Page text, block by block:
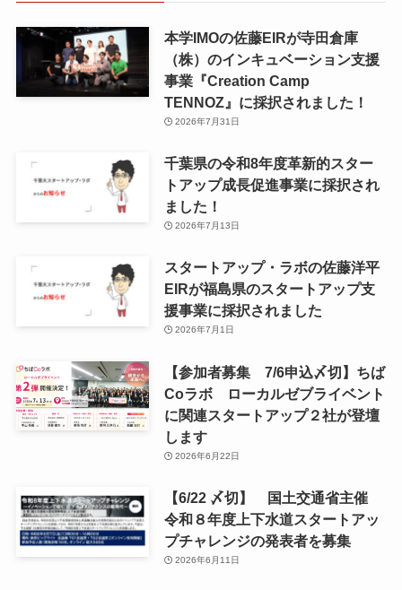
本学IMOの佐藤EIRが寺田倉庫
（株）のインキュベーション支援
事業『Creation Camp
TENNOZ』に採択されました！
2026年7月31日
千葉県の令和8年度⾰新的スター
トアップ成⻑促進事業に採択され
ました！
2026年7月13日
スタートアップ・ラボの佐藤洋平
EIRが福島県のスタートアップ支
援事業に採択されました
2026年7月1日
【参加者募集 7/6申込〆切】ちば
Coラボ ローカルゼブライベント
に関連スタートアップ２社が登壇
します
2026年6月22日
【6/22 〆切】 国土交通省主催
令和８年度上下水道スタートアッ
プチャレンジの発表者を募集
2026年6月11日